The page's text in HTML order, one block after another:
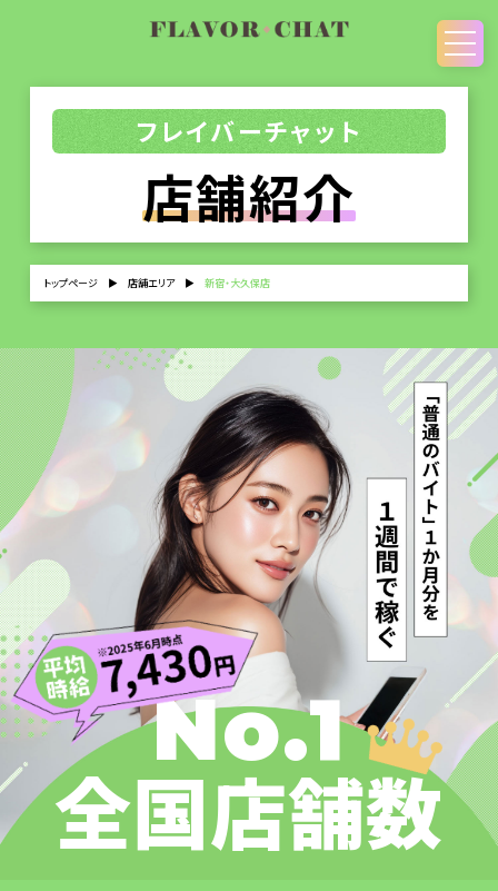
フレイバーチャット
店舗紹介
トップページ▶ 店舗エリア▶ 新宿・大久保店
No.1
全国店舗数